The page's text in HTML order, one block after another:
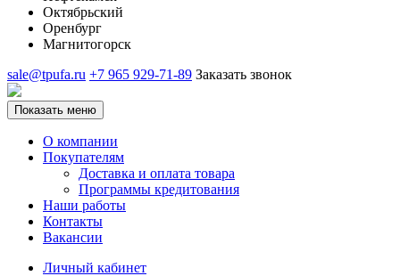
Октябрьский
Оренбург
Магнитогорск
sale@tpufa.ru +7 965 929-71-89 Заказать звонок
Показать меню
О компании
Покупателям
Доставка и оплата товара
Программы кредитования
Наши работы
Контакты
Вакансии
Личный кабинет